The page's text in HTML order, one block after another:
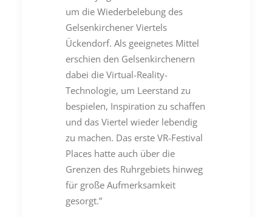
um die Wiederbelebung des
Gelsenkirchener Viertels
Ückendorf. Als geeignetes Mittel
erschien den Gelsenkirchenern
dabei die Virtual-Reality-
Technologie, um Leerstand zu
bespielen, Inspiration zu schaffen
und das Viertel wieder lebendig
zu machen. Das erste VR-Festival
Places hatte auch über die
Grenzen des Ruhrgebiets hinweg
für große Aufmerksamkeit
gesorgt.”